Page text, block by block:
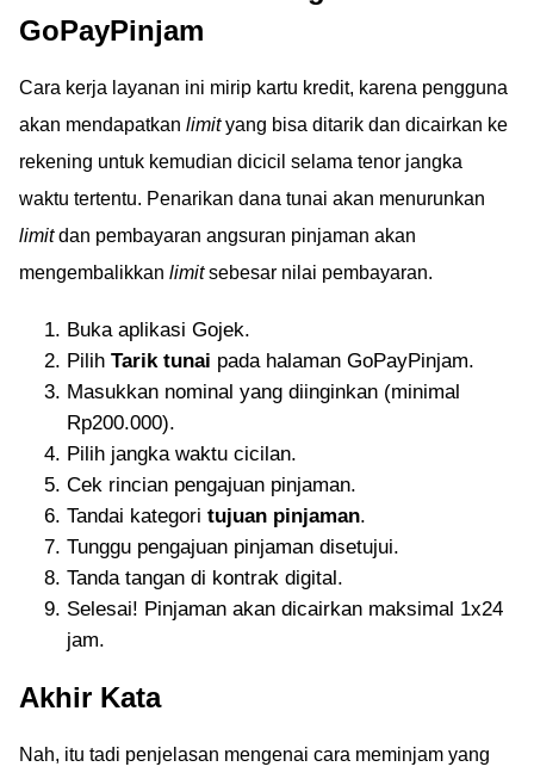
GoPayPinjam
Cara kerja layanan ini mirip kartu kredit, karena pengguna
akan mendapatkan limityang bisa ditarik dan dicairkan ke
rekening untuk kemudian dicicil selama tenor jangka
waktu tertentu. Penarikan dana tunai akan menurunkan
limitdan pembayaran angsuran pinjaman akan
mengembalikkan limitsebesar nilai pembayaran.
Buka aplikasi Gojek.
Pilih Tarik tunai pada halaman GoPayPinjam.
Masukkan nominal yang diinginkan (minimal
Rp200.000).
Pilih jangka waktu cicilan.
Cek rincian pengajuan pinjaman.
Tandai kategori tujuan pinjaman.
Tunggu pengajuan pinjaman disetujui.
Tanda tangan di kontrak digital.
Selesai! Pinjaman akan dicairkan maksimal 1x24
jam.
Akhir Kata
Nah, itu tadi penjelasan mengenai cara meminjam yang